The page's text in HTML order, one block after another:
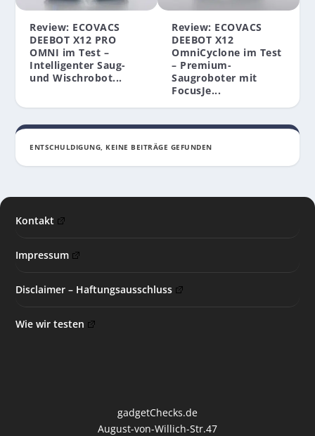
Review: ECOVACS
DEEBOT X12 PRO
OMNI im Test –
Intelligenter Saug-
und Wischrobot...
Review: ECOVACS
DEEBOT X12
OmniCyclone im Test
– Premium-
Saugroboter mit
FocusJe...
ENTSCHULDIGUNG, KEINE BEITRÄGE GEFUNDEN
Kontakt
Impressum
Disclaimer – Haftungsausschluss
Wie wir testen
gadgetChecks.de
August-von-Willich-Str.47